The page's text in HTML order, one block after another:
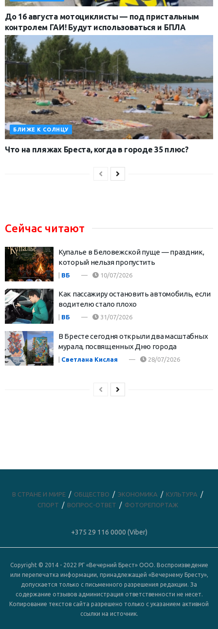
До 16 августа мотоциклисты — под пристальным
контролем ГАИ! Будут использоваться и БПЛА
БЛИЖЕ К СОЛНЦУ
Что на пляжах Бреста, когда в городе 35 плюс?
Сейчас читают
Купалье в Беловежской пуще — праздник,
который нельзя пропустить
ВБ 10/07/2026
Как пассажиру остановить автомобиль, если
водителю стало плохо
ВБ 31/07/2026
В Бресте сегодня открыли два масштабных
мурала, посвященных Дню города
Светлана Кислая 28/07/2026
В СТРАНЕ И МИРЕ ОБЩЕСТВО ЭКОНОМИКА
КУЛЬТУРА
СПОРТ
ВОПРОС-ОТВЕТ ФОТОРЕПОРТАЖ
+375 29 116 0000 (Viber)
Copyright © 2014 - 2022 РГ «Вечерний Брест» ООО. Воспроизведение
или перепечатка информации, принадлежащей «Вечернему Бресту»,
допускается только с письменного разрешения редакции. За
содержание отзывов администрация ответственности не несет.
Копирование текстов сайта разрешено только с указанием активной
ссылки на источник.